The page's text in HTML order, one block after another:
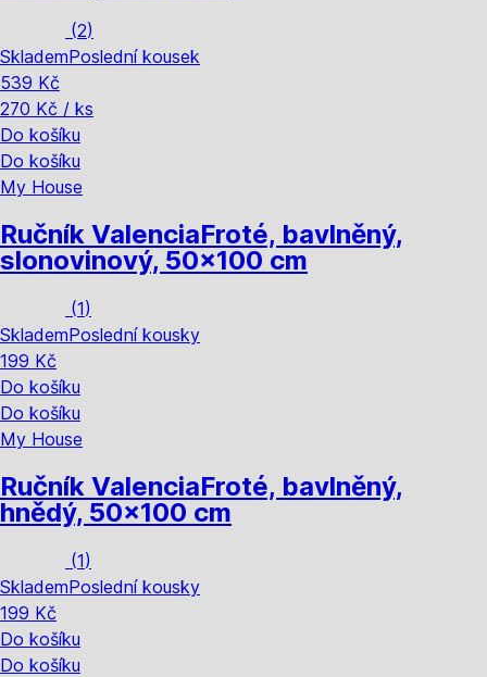
(2)
SklademPoslední kousek
539 Kč
270 Kč / ks
Do košíku
Do košíku
My House
Ručník ValenciaFroté, bavlněný,
slonovinový, 50x100 cm
(1)
SklademPoslední kousky
199 Kč
Do košíku
Do košíku
My House
Ručník ValenciaFroté, bavlněný,
hnědý, 50x100 cm
(1)
SklademPoslední kousky
199 Kč
Do košíku
Do košíku